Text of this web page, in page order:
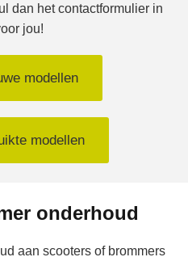
dan het contactformulier in
jou!
modellen
modellen
onderhoud
aan scooters of brommers